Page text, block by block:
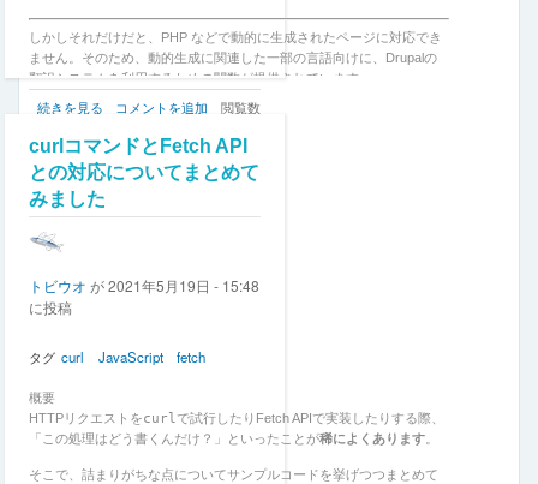
が
っ
つ
り
解
す
る
の
しかしそれだけだと、PHP などで動的に生成されたページに対応でき
ません。そのため、動的生成に関連した一部の言語向けに、Drupalの
翻訳システムを利用するための関数が提供されています。
Drupal
翻
訳
シ
ス
テ
ム
JavaScript
に
適
用
し
て
み
の
続きを見る コメントを追加
閲覧数
curlコマンドとFetch API
との対応についてまとめて
みました
トビウオ が2021年5月19日 - 15:48
に投稿
タグ curl JavaScript fetch
概要
HTTPリクエストをcurlで試行したりFetch APIで実装したりする際、
「この処理はどう書くんだけ？」といったことが稀によくあります
そこで、詰まりがちな点についてサンプルコードを挙げつつまとめて